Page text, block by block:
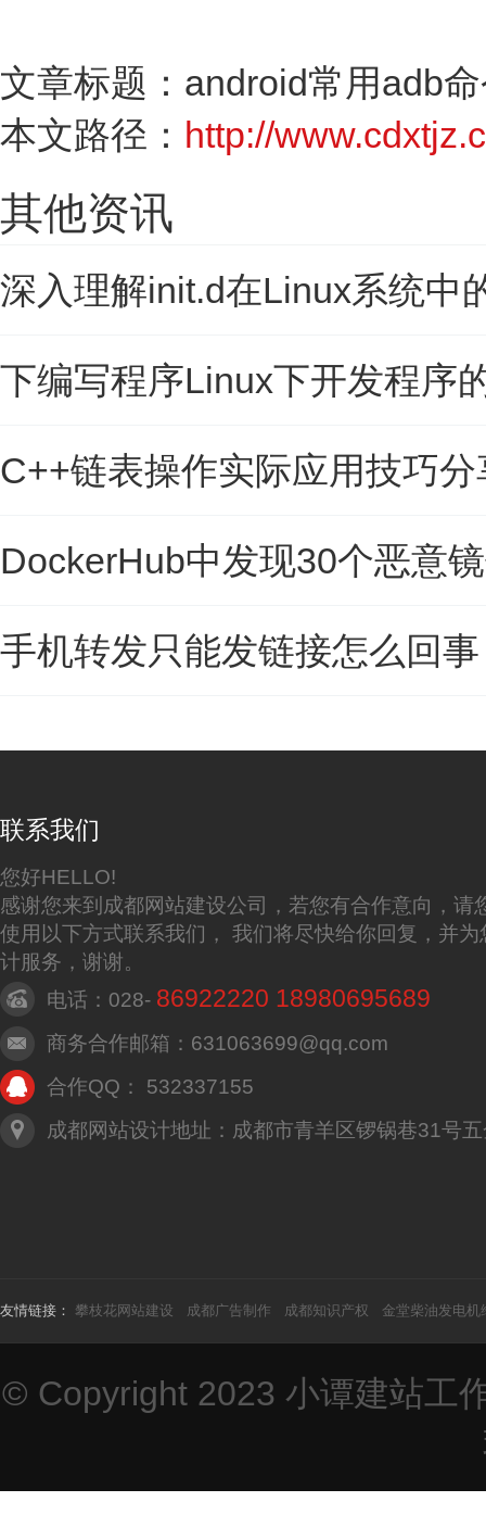
文章标题：android常用adb
本文路径： http://
其他资讯
深入理解init.d在Linux系统中
下编写程序Linux下开发程序
C++链表操作实际应用技巧分
DockerHub中发现30个恶意
手机转发只能发链接怎么回
联系我们
您好HELLO!
感谢您来到成都网站建设公司，若您有合作意向，请
使用以下方式联系我们， 我们将尽快给你回复，并
计服务，谢谢。
电话：028- 86922220 18980695689
商务合作邮箱：631063699@qq.com
合作QQ： 532337155
成都网站设计地址：成都市青羊区锣锅巷31号
友情链接： 攀枝花网站建设 成都广告制作 成都知识产权 金堂柴油发电机
© Copyright 2023 小谭建站工